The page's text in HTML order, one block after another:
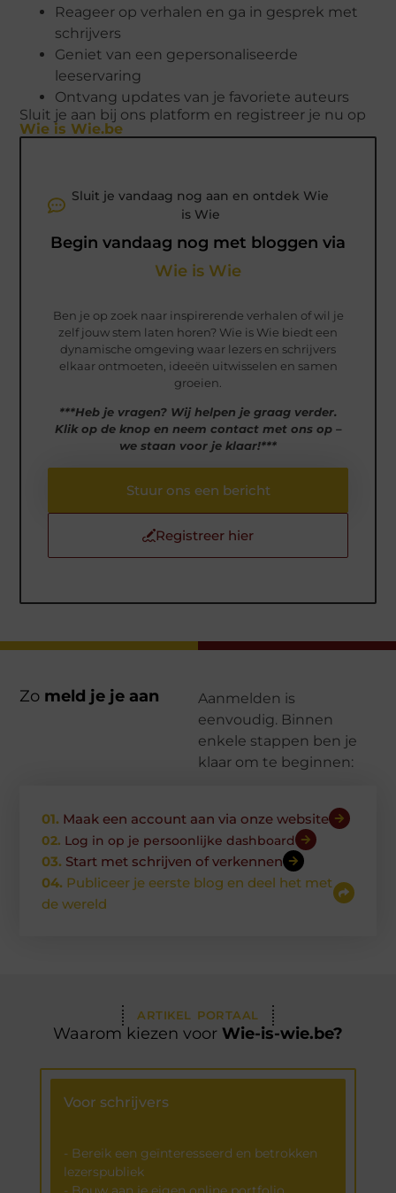
Reageer op verhalen en ga in gesprek met
schrijvers
Geniet van een gepersonaliseerde
leeservaring
Ontvang updates van je favoriete auteurs
Sluit je aan bij ons platform en registreer je nu op
Wie is Wie.be
Sluit je vandaag nog aan en ontdek Wie
is Wie
Begin vandaag nog met bloggen via
Wie is Wie
Ben je op zoek naar inspirerende verhalen of wil je
zelf jouw stem laten horen? Wie is Wie biedt een
dynamische omgeving waar lezers en schrijvers
elkaar ontmoeten, ideeën uitwisselen en samen
groeien.
***Heb je vragen? Wij helpen je graag verder.
Klik op de knop en neem contact met ons op –
we staan voor je klaar!***
Stuur ons een bericht
Registreer hier
Zo meld je je aan
Aanmelden is
eenvoudig. Binnen
enkele stappen ben je
klaar om te beginnen:
01. Maak een account aan via onze website
02. Log in op je persoonlijke dashboard
03. Start met schrijven of verkennen
04. Publiceer je eerste blog en deel het met
de wereld
ARTIKEL PORTAAL
Waarom kiezen voor Wie-is-wie.be?
Voor schrijvers
- Bereik een geïnteresseerd en betrokken
lezerspubliek